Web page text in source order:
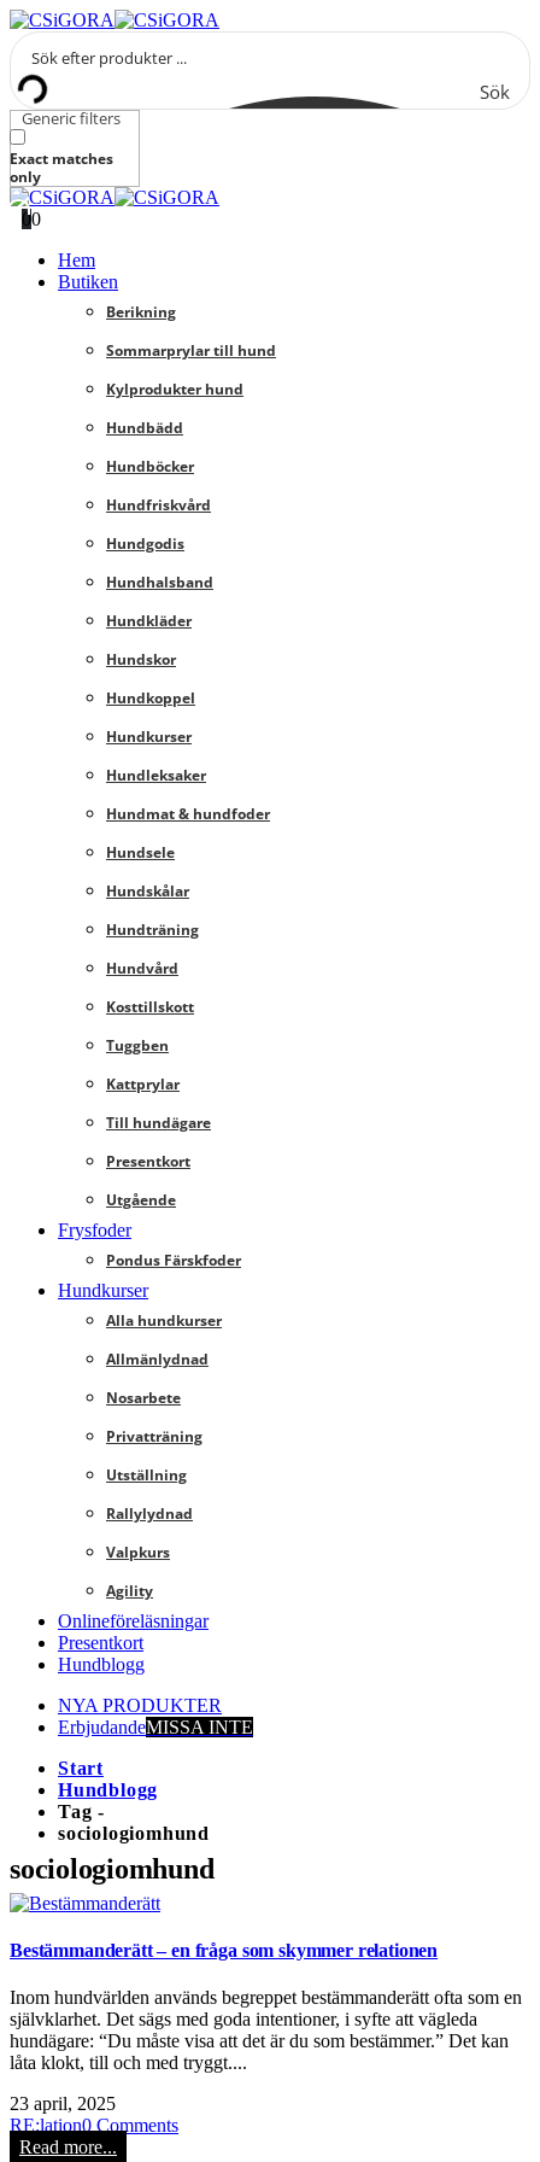
Sök
Generic filters
Exact matches
only
00
Hem
Butiken
Berikning
Sommarprylar till hund
Kylprodukter hund
Hundbädd
Hundböcker
Hundfriskvård
Hundgodis
Hundhalsband
Hundkläder
Hundskor
Hundkoppel
Hundkurser
Hundleksaker
Hundmat & hundfoder
Hundsele
Hundskålar
Hundträning
Hundvård
Kosttillskott
Tuggben
Kattprylar
Till hundägare
Presentkort
Utgående
Frysfoder
Pondus Färskfoder
Hundkurser
Alla hundkurser
Allmänlydnad
Nosarbete
Privatträning
Utställning
Rallylydnad
Valpkurs
Agility
Onlineföreläsningar
Presentkort
Hundblogg
NYA PRODUKTER
ErbjudandeMISSA INTE
Start
Hundblogg
Tag -
sociologiomhund
sociologiomhund
Bestämmanderätt – en fråga som skymmer relationen
Inom hundvärlden används begreppet bestämmanderätt ofta som en
självklarhet. Det sägs med goda intentioner, i syfte att vägleda
hundägare: “Du måste visa att det är du som bestämmer.” Det kan
låta klokt, till och med tryggt....
23 april, 2025
RE:lation0 Comments
Read more...